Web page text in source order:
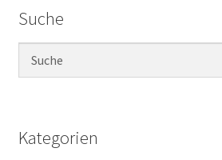
Kontakt
Sachs Ersatzteile
Über uns
Suche
Kategorien